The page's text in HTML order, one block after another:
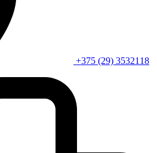
+375 (29) 3532118